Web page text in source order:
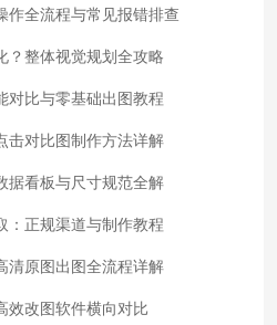
作全流程与常见报错排查
？整体视觉规划全攻略
对比与零基础出图教程
击对比图制作方法详解
据看板与尺寸规范全解
：正规渠道与制作教程
清原图出图全流程详解
效改图软件横向对比